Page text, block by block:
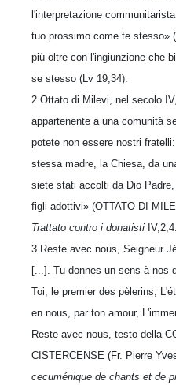
l'interpretazione
tuo prossimo come te stesso»
più oltre con l'ingiunzione che
se stesso (Lv 19,34).
2 Ottato di Milevi, nel secolo
appartenente a una comunità
potete non essere nostri
stessa madre, la Chiesa, da
siete stati accolti da Dio
figli adottivi» (OTTATO DI
Trattato contro i donatisti
3 Reste avec nous, Seigneur
[...]. Tu donnes un sens à nos
Toi, le premier des pèlerins,
en nous, par ton amour,
Reste avec nous, testo della
CISTERCENSE (Fr. Pierre
cecuménique de chants et de